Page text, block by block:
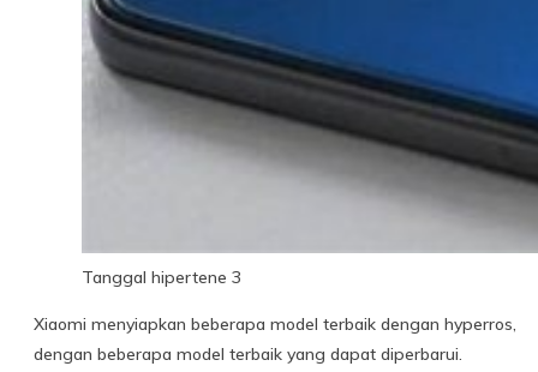
Tanggal hipertene 3
Xiaomi menyiapkan beberapa model terbaik dengan hyperros,
dengan beberapa model terbaik yang dapat diperbarui.